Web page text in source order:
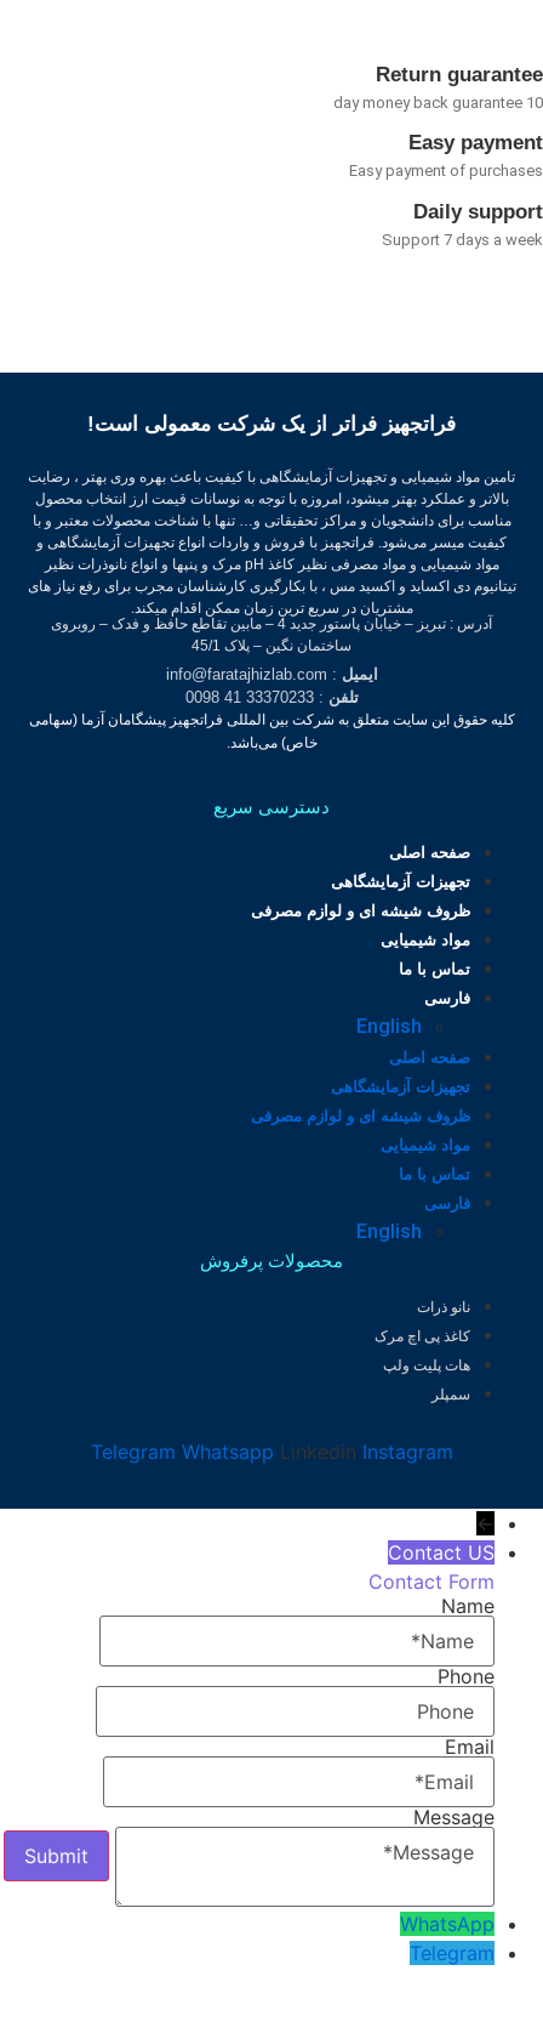
Return
Easy
Easy payment of
Daily
Support 7 days a
فراتجهیز فراتر از یک شرکت معمولی است!
تامین مواد شیمیایی و تجهیزات آزمایشگاهی با کیفیت باعث بهره وری بهتر ، رضایت
بالاتر و عملکرد بهتر میشود، امروزه با توجه به نوسانات قیمت ارز انتخاب محصول
مناسب برای دانشجویان و مراکز تحقیقاتی و… تنها با شناخت محصولات معتبر و با
کیفیت میسر می‌شود.فراتجهیز با فروش و واردات انواع تجهیزات آزمایشگاهی و
مواد شیمیایی و مواد مصرفی نظیر کاغذ pH مرک و پنپها و انواع نانوذرات نظیر
تیتانیوم دی اکساید و اکسید مس ، با بکارگیری کارشناسان مجرب برای رفع نیاز های
مشتریان در سریع ترین زمان ممکن اقدام میکند.
آدرس : تبریز – خیابان پاستور جدید 4 – مابین تقاطع حافظ و فدک – روبروی
ساختمان نگین – پلاک 45/1
ایمیل: info@faratajhizlab.com
تلفن: 33370233 41 0098
کلیه حقوق این سایت متعلق به شرکت بین المللی فراتجهیز پیشگامان آزما (سهامی
خاص) می‌باشد.
دسترسی سریع
صفحه اصلی
تجهیزات آزمایشگاهی
ظروف شیشه ای و لوازم مصرفی
مواد شیمیایی
تماس با ما
فارسی
English
صفحه اصلی
تجهیزات آزمایشگاهی
ظروف شیشه ای و لوازم مصرفی
مواد شیمیایی
تماس با ما
فارسی
English
محصولات پرفروش
نانو ذرات
کاغذ پی اچ مرک
هات پلیت ولپ
سمپلر
Telegram Whatsapp Linkedin Instagram
←
Contact US
Contact Form
Name
Phone
Email
Message
WhatsApp
Telegram